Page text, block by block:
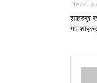
Previous
शाहरुख़
गए